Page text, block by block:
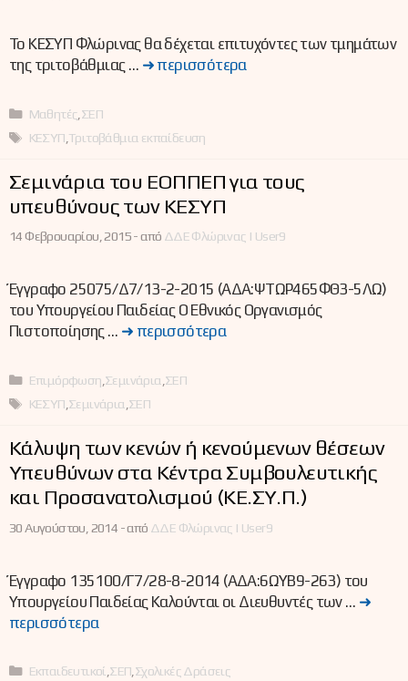
Το ΚΕΣΥΠ Φλώρινας θα δέχεται επιτυχόντες των τμημάτων
της τριτοβάθμιας … ➜ περισσότερα
Κατηγορίες
Μαθητές ΣΕΠ
Ετικέτες
ΚΕΣΥΠ Τριτοβάθμια εκπαίδευση
Σεμινάρια του ΕΟΠΠΕΠ για τους
υπευθύνους των ΚΕΣΥΠ
14 Φεβρουαρίου, 2015 -από ΔΔΕ Φλώρινας | User9
Έγγραφο 25075/Δ7/13-2-2015 (ΑΔΑ:ΨΤΩΡ465ΦΘ3-5ΛΩ)
του Υπουργείου Παιδείας Ο Εθνικός Οργανισμός
Πιστοποίησης … ➜ περισσότερα
Κατηγορίες
Επιμόρφωση Σεμινάρια ΣΕΠ
Ετικέτες
ΚΕΣΥΠ Σεμινάρια ΣΕΠ
Κάλυψη των κενών ή κενούμενων θέσεων
Υπευθύνων στα Κέντρα Συμβουλευτικής
και Προσανατολισμού (ΚΕ.ΣΥ.Π.)
30 Αυγούστου, 2014 -από ΔΔΕ Φλώρινας | User9
Έγγραφο 135100/Γ7/28-8-2014 (ΑΔΑ:6ΩΥΒ9-263) του
Υπουργείου Παιδείας Καλούνται οι Διευθυντές των … ➜
περισσότερα
Κατηγορίες
Εκπαιδευτικοί,ΣΕΠ,Σχολικές Δράσεις